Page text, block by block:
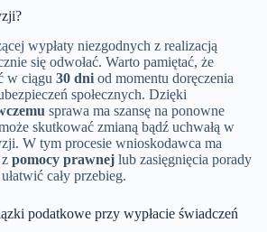
wypłaty niezgodnych z realizacją
się odwołać. Warto pamiętać, że
w ciągu 30 dni od momentu doręczenia
społecznych. Dzięki
sprawa ma szansę na ponowne
skutkować zmianą bądź uchwałą w
W tym procesie wnioskodawca ma
pomocy prawnej lub zasięgnięcia porady
cały przebieg.
podatkowe przy wypłacie świadczeń